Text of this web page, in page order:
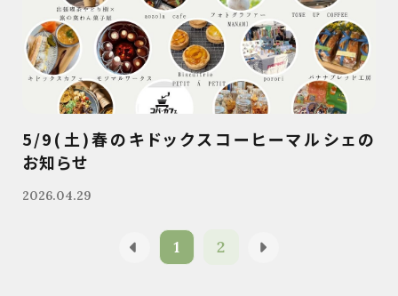
5/9(土)春のキドックスコーヒーマルシェの
お知らせ
2026.04.29
1 2